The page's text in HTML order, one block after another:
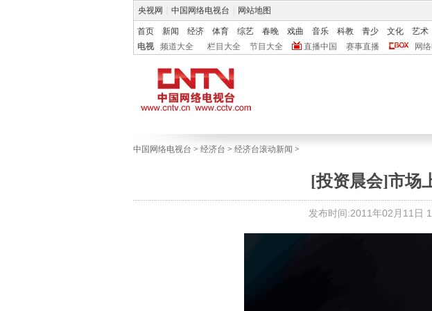
央视网 中国网络电视台 网站地图
首页 新闻 经济 体育 综艺 春晚 戏曲 音乐 科教 青少 文化 艺术
电视
频道大全 栏目大全 节目大全 直播中国 赛事直播 网
中国网络电视台 > 经济台 > 经济台滚动新闻 >
[投资晨会]市场
发布时间:2011年02月11日